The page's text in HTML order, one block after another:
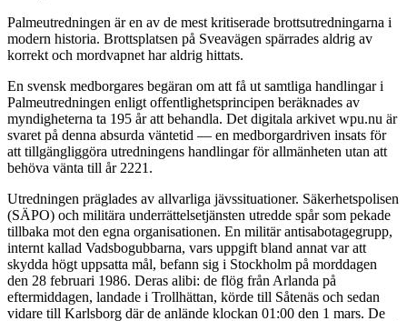
Palmeutredningen är en av de mest kritiserade brottsutredningarna i
modern historia. Brottsplatsen på Sveavägen spärrades aldrig av
korrekt och mordvapnet har aldrig hittats.
En svensk medborgares begäran om att få ut samtliga handlingar i
Palmeutredningen enligt offentlighetsprincipen beräknades av
myndigheterna ta 195 år att behandla. Det digitala arkivet wpu.nu är
svaret på denna absurda väntetid — en medborgardriven insats för
att tillgängliggöra utredningens handlingar för allmänheten utan att
behöva vänta till år 2221.
Utredningen präglades av allvarliga jävssituationer. Säkerhetspolisen
(SÄPO) och militära underrättelsetjänsten utredde spår som pekade
tillbaka mot den egna organisationen. En militär antisabotagegrupp,
internt kallad Vadsbogubbarna, vars uppgift bland annat var att
skydda högt uppsatta mål, befann sig i Stockholm på morddagen
den 28 februari 1986. Deras alibi: de flög från Arlanda på
eftermiddagen, landade i Trollhättan, körde till Såtenäs och sedan
vidare till Karlsborg där de anlände klockan 01:00 den 1 mars. De